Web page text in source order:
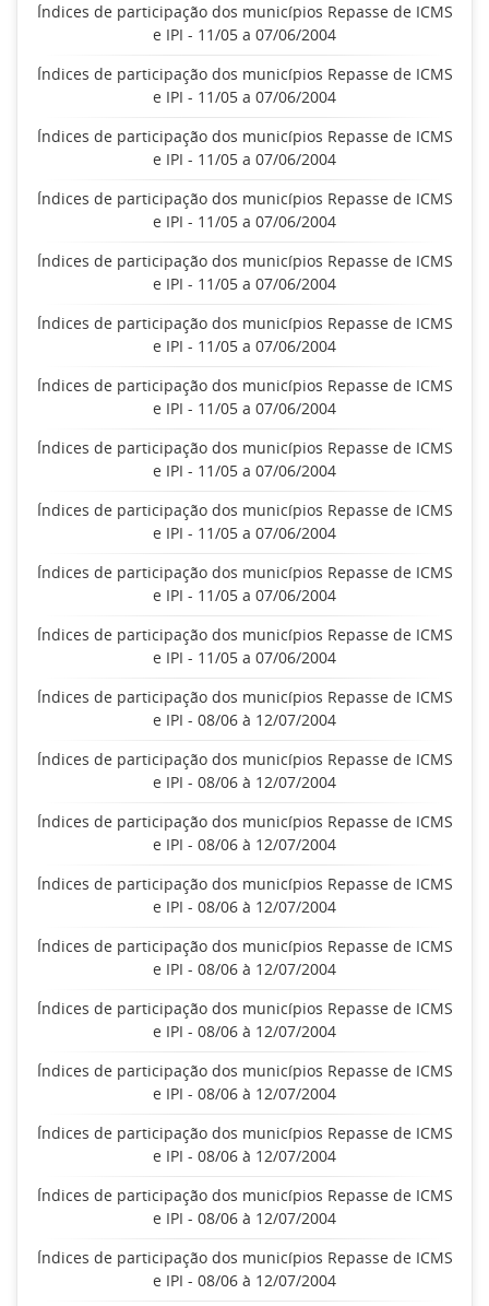
Índices de participação dos municípios Repasse de ICMS
e IPI - 11/05 a 07/06/2004
Índices de participação dos municípios Repasse de ICMS
e IPI - 11/05 a 07/06/2004
Índices de participação dos municípios Repasse de ICMS
e IPI - 11/05 a 07/06/2004
Índices de participação dos municípios Repasse de ICMS
e IPI - 11/05 a 07/06/2004
Índices de participação dos municípios Repasse de ICMS
e IPI - 11/05 a 07/06/2004
Índices de participação dos municípios Repasse de ICMS
e IPI - 11/05 a 07/06/2004
Índices de participação dos municípios Repasse de ICMS
e IPI - 11/05 a 07/06/2004
Índices de participação dos municípios Repasse de ICMS
e IPI - 11/05 a 07/06/2004
Índices de participação dos municípios Repasse de ICMS
e IPI - 11/05 a 07/06/2004
Índices de participação dos municípios Repasse de ICMS
e IPI - 11/05 a 07/06/2004
Índices de participação dos municípios Repasse de ICMS
e IPI - 11/05 a 07/06/2004
Índices de participação dos municípios Repasse de ICMS
e IPI - 08/06 à 12/07/2004
Índices de participação dos municípios Repasse de ICMS
e IPI - 08/06 à 12/07/2004
Índices de participação dos municípios Repasse de ICMS
e IPI - 08/06 à 12/07/2004
Índices de participação dos municípios Repasse de ICMS
e IPI - 08/06 à 12/07/2004
Índices de participação dos municípios Repasse de ICMS
e IPI - 08/06 à 12/07/2004
Índices de participação dos municípios Repasse de ICMS
e IPI - 08/06 à 12/07/2004
Índices de participação dos municípios Repasse de ICMS
e IPI - 08/06 à 12/07/2004
Índices de participação dos municípios Repasse de ICMS
e IPI - 08/06 à 12/07/2004
Índices de participação dos municípios Repasse de ICMS
e IPI - 08/06 à 12/07/2004
Índices de participação dos municípios Repasse de ICMS
e IPI - 08/06 à 12/07/2004